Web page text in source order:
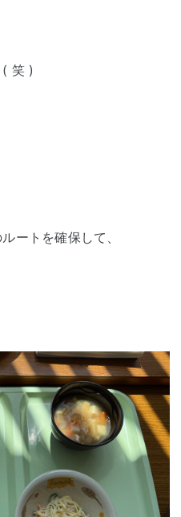
( 笑 )
ートを確保して、